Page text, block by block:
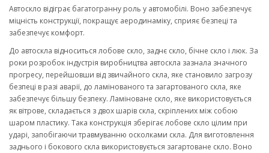
Автоскло відіграє багатогранну роль у автомобілі. Воно забезпечує
міцність конструкції, покращує аеродинаміку, сприяє безпеці та
забезпечує комфорт.
До автоскла відноситься лобове скло, заднє скло, бічне скло і люк. За
роки розробок індустрія виробництва автоскла зазнала значного
прогресу, перейшовши від звичайного скла, яке становило загрозу
безпеці в разі аварії, до ламінованого та загартованого скла, яке
забезпечує більшу безпеку. Ламіноване скло, яке використовується
як вітрове, складається з двох шарів скла, скріплених між собою
шаром пластику. Така конструкція зберігає лобове скло цілим при
ударі, запобігаючи травмуванню осколками скла. Для виготовлення
заднього і бокового скла використовується загартоване скло. Воно